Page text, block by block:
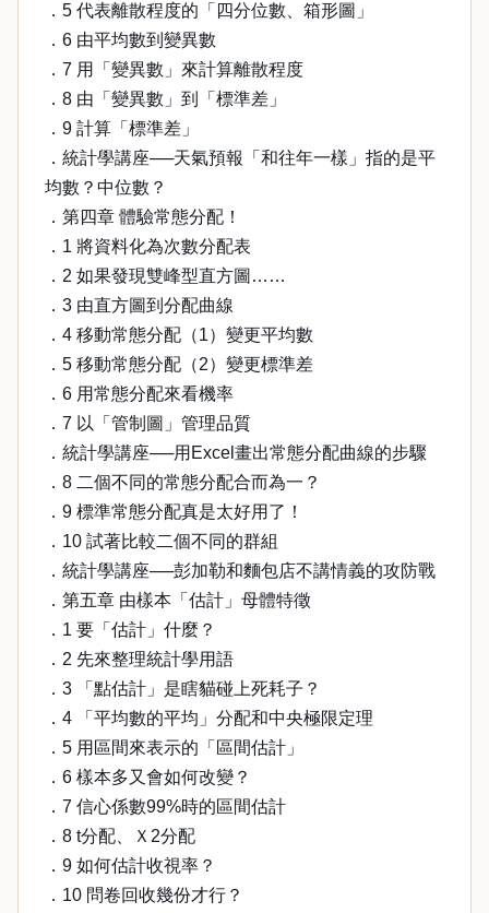
．5 代表離散程度的「四分位數、箱形圖」
．6 由平均數到變異數
．7 用「變異數」來計算離散程度
．8 由「變異數」到「標準差」
．9 計算「標準差」
．統計學講座──天氣預報「和往年一樣」指的是平
均數？中位數？
．第四章 體驗常態分配！
．1 將資料化為次數分配表
．2 如果發現雙峰型直方圖……
．3 由直方圖到分配曲線
．4 移動常態分配（1）變更平均數
．5 移動常態分配（2）變更標準差
．6 用常態分配來看機率
．7 以「管制圖」管理品質
．統計學講座──用Excel畫出常態分配曲線的步驟
．8 二個不同的常態分配合而為一？
．9 標準常態分配真是太好用了！
．10 試著比較二個不同的群組
．統計學講座──彭加勒和麵包店不講情義的攻防戰
．第五章 由樣本「估計」母體特徵
．1 要「估計」什麼？
．2 先來整理統計學用語
．3 「點估計」是瞎貓碰上死耗子？
．4 「平均數的平均」分配和中央極限定理
．5 用區間來表示的「區間估計」
．6 樣本多又會如何改變？
．7 信心係數99%時的區間估計
．8 t分配、Ｘ2分配
．9 如何估計收視率？
．10 問卷回收幾份才行？